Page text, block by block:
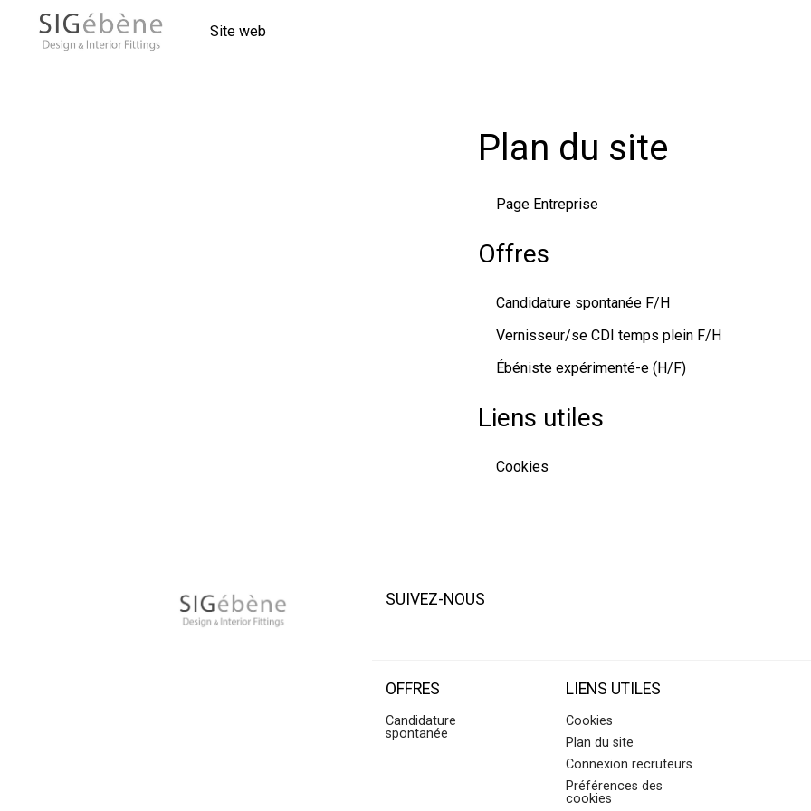
Site web
Plan du site
Page Entreprise
Offres
Candidature spontanée F/H
Vernisseur/se CDI temps plein F/H
Ébéniste expérimenté-e (H/F)
Liens utiles
Cookies
SUIVEZ-NOUS
OFFRES
Candidature
spontanée
LIENS UTILES
Cookies
Plan du site
Connexion recruteurs
Préférences des
cookies